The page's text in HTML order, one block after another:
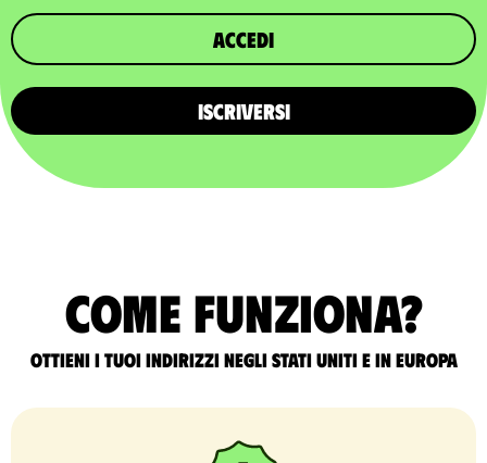
Accedi
ISCRIVERSI
Come funziona?
Ottieni i tuoi indirizzi negli Stati Uniti e in Europa